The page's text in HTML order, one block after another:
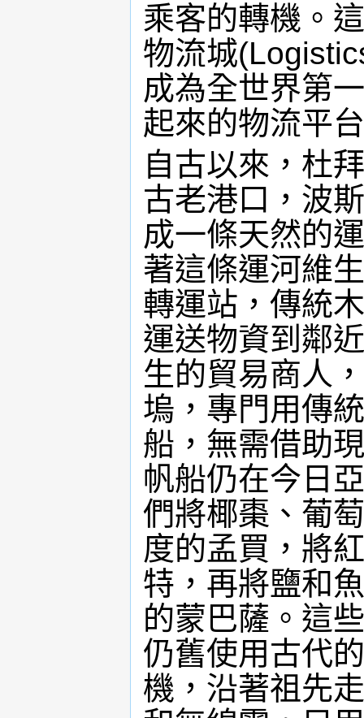
乘客的轉機。
物流城
成為全世界第
起來的物流平
自古以來，杜
古老港口，波
成一條天然的
著這條運河維
轉運站，傳統
運送物資到鄰
生的貿易商人
塢，專門用傳
船，無需借助
帆船仍在今日
們將椰棗、葡
度的孟買，將
特，再將鹽和
的蒙巴薩。這
仍舊使用古代
機，沿著祖先